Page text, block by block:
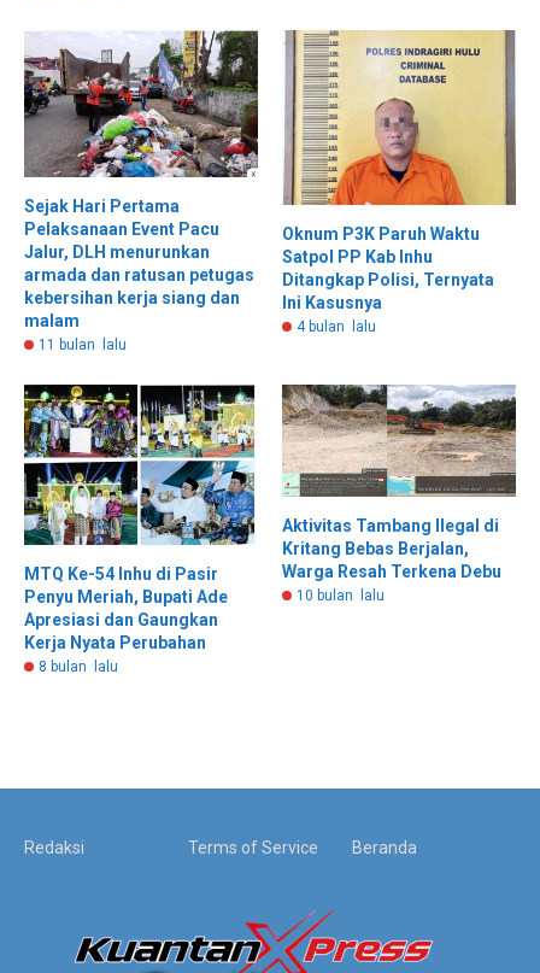
Sejak Hari Pertama
Pelaksanaan Event Pacu
Jalur, DLH menurunkan
armada dan ratusan petugas
kebersihan kerja siang dan
malam
11 bulan lalu
Oknum P3K Paruh Waktu
Satpol PP Kab Inhu
Ditangkap Polisi, Ternyata
Ini Kasusnya
4 bulan lalu
MTQ Ke-54 Inhu di Pasir
Penyu Meriah, Bupati Ade
Apresiasi dan Gaungkan
Kerja Nyata Perubahan
8 bulan lalu
Aktivitas Tambang Ilegal di
Kritang Bebas Berjalan,
Warga Resah Terkena Debu
10 bulan lalu
Redaksi Terms of Service Beranda